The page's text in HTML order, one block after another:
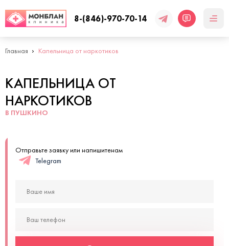
8-(846)-970-70-14
Главная Капельница от наркотиков
КАПЕЛЬНИЦА ОТ
НАРКОТИКОВ
В ПУШКИНО
Отправьте заявку или напишитенам
Telegram